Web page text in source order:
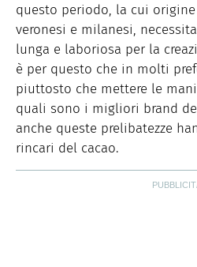
questo periodo, la cui
veronesi e milanesi,
lunga e laboriosa per la
è per questo che in molti
piuttosto che mettere le
quali sono i migliori brand
anche queste prelibatezze
rincari del cacao.